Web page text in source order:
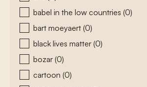
babel in the low countries (0)
bart moeyaert (0)
black lives matter (0)
bozar (0)
cartoon (0)